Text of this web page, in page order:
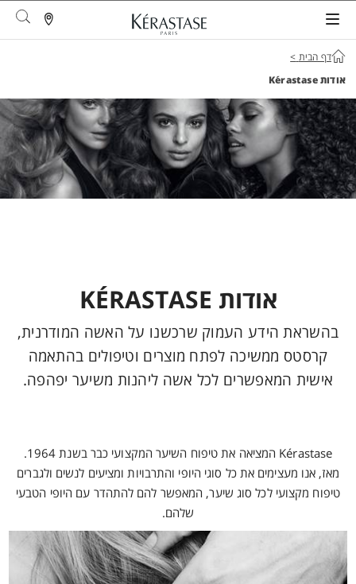
דף הבית >
אודות Kérastase
אודות KÉRASTASE
בהשראת הידע העמוק שרכשנו על האשה המודרנית,
קרסטס ממשיכה לפתח מוצרים וטיפולים בהתאמה
אישית המאפשרים לכל אשה ליהנות משיער יפהפה.
Kérastase המציאה את טיפוח השיער המקצועי כבר בשנת 1964.
מאז, אנו מעצימים את כל סוגי היופי והתרבויות ומציעים לנשים ולגברים
טיפוח מקצועי לכל סוג שיער, המאפשר להם להתהדר עם היופי הטבעי
שלהם.